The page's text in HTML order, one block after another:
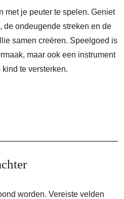
met je peuter te spelen. Geniet
de ondeugende streken en de
samen creëren. Speelgoed is
maar ook een instrument
te versterken.
worden. Vereiste velden